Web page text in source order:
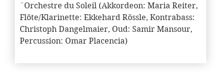
´Orchestre du Soleil (Akkordeon: Maria Reiter,
Flöte/Klarinette: Ekkehard Rössle, Kontrabass:
Christoph Dangelmaier, Oud: Samir Mansour,
Percussion: Omar Placencia)